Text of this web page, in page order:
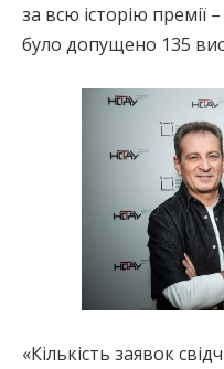
за всю історію премії
було допущено 135
«Кількість заявок